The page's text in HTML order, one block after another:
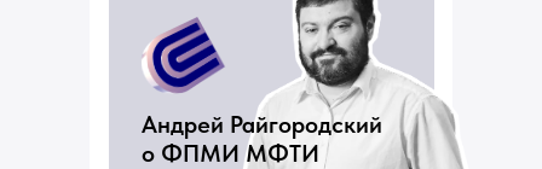
Андрей Райгородский
о ФПМИ МФТИ